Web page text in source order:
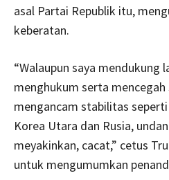
asal Partai Republik itu,
keberatan.
“Walaupun saya mendukung
menghukum serta
mengancam stabilitas
Korea Utara dan Rusia,
meyakinkan, cacat,” cetus
untuk mengumumkan